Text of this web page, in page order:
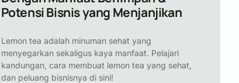
Potensi Bisnis yang Menjanjikan
Lemon tea adalah minuman sehat yang
menyegarkan sekaligus kaya manfaat. Pelajari
kandungan, cara membuat lemon tea yang sehat,
dan peluang bisnisnya di sini!